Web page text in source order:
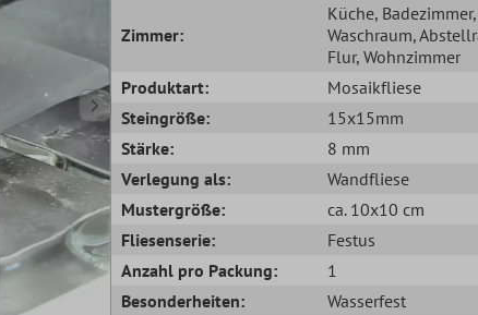
Zimmer:
Küche, Badezimmer,
Waschraum,
Flur, Wohnzimmer
Produktart:
Mosaikfliese
Steingröße:
15x15mm
Stärke:
8 mm
Verlegung als:
Wandfliese
Mustergröße:
ca. 10x10 cm
Fliesenserie:
Festus
Anzahl pro Packung:
1
Besonderheiten:
Wasserfest